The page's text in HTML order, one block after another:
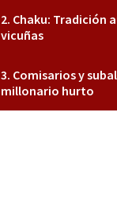
Chaku: Tradición
vicuñas
Comisarios y
millonario hurto